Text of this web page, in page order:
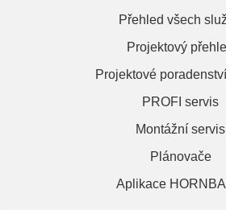
Přehled všech
Projektový
Projektové
PROFI servis
Montážní servis
Plánovače
Aplikace